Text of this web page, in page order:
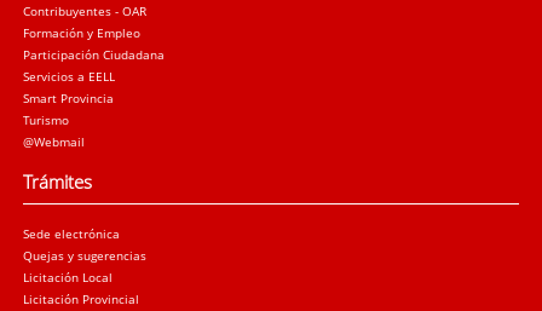
Contribuyentes - OAR
Formación y Empleo
Participación Ciudadana
Servicios a EELL
Smart Provincia
Turismo
@Webmail
Trámites
Sede electrónica
Quejas y sugerencias
Licitación Local
Licitación Provincial